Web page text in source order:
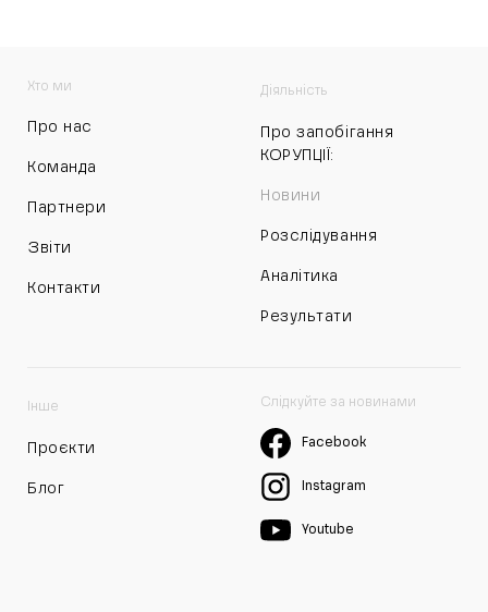
Хто ми
Про нас
Команда
Партнери
Звіти
Контакти
Діяльність
Про запобігання
КОРУПЦІЇ:
Новини
Розслідування
Аналітика
Результати
Інше
Проєкти
Блог
Слідкуйте за новинами
Facebook
Instagram
Youtube